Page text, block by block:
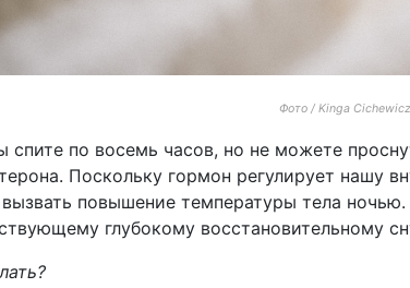
Фото / Kinga
спите по восемь часов, но не можете
Поскольку гормон регулирует нашу
повышение температуры тела
глубокому восстановительному